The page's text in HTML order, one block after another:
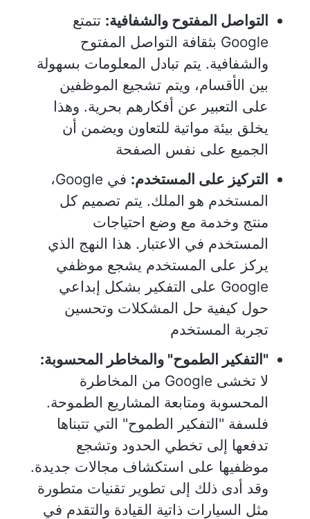
التواصل المفتوح والشفافية: تتمتع
Google بثقافة التواصل المفتوح
والشفافية. يتم تبادل المعلومات بسهولة
بين الأقسام، ويتم تشجيع الموظفين
على التعبير عن أفكارهم بحرية. وهذا
يخلق بيئة مواتية للتعاون ويضمن أن
الجميع على نفس الصفحة
التركيز على المستخدم:
في Google،
المستخدم هو الملك. يتم تصميم كل
منتج وخدمة مع وضع احتياجات
المستخدم في الاعتبار. هذا النهج الذي
يركز على المستخدم يشجع موظفي
Google على التفكير بشكل إبداعي
حول كيفية حل المشكلات وتحسين
تجربة المستخدم
"التفكير الطموح" والمخاطر المحسوبة:
لا تخشى Google من المخاطرة
المحسوبة ومتابعة المشاريع الطموحة.
فلسفة "التفكير الطموح" التي تتبناها
تدفعها إلى تخطي الحدود وتشجع
موظفيها على استكشاف مجالات جديدة.
وقد أدى ذلك إلى تطوير تقنيات متطورة
مثل السيارات ذاتية القيادة والتقدم في